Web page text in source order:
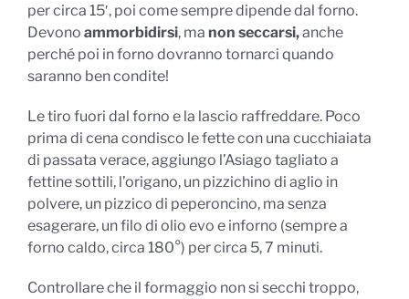
per circa 15′, poi come sempre dipende dal forno.
Devono ammorbidirsi, ma non seccarsi,anche
perché poi in forno dovranno tornarci quando
saranno ben condite!
Le tiro fuori dal forno e la lascio raffreddare. Poco
prima di cena condisco le fette con una cucchiaiata
di passata verace, aggiungo l’Asiago tagliato a
fettine sottili, l’origano, un pizzichino di aglio in
polvere, un pizzico di peperoncino, ma senza
esagerare, un filo di olio evo e inforno (sempre a
forno caldo, circa 180°) per circa 5, 7 minuti.
Controllare che il formaggio non si secchi troppo,